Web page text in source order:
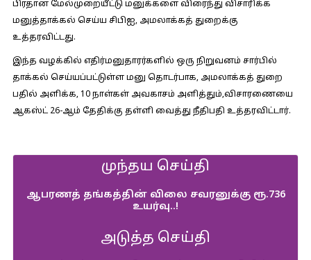
பிரதான மேல்முறையீட்டு மனுக்களை விரைந்து விசாரிக்க
மனுத்தாக்கல் செய்ய சிபிஐ, அமலாக்கத் துறைக்கு
உத்தரவிட்டது.
இந்த வழக்கில் எதிர்மனுதாரர்களில் ஒரு நிறுவனம் சார்பில்
தாக்கல் செய்யப்பட்டுள்ள மனு தொடர்பாக, அமலாக்கத் துறை
பதில் அளிக்க, 10 நாள்கள் அவகாசம் அளித்தும்,விசாரணையை
ஆகஸ்ட் 26-ஆம் தேதிக்கு தள்ளி வைத்து நீதிபதி உத்தரவிட்டார்.
முந்தய செய்தி
ஆபரணத் தங்கத்தின் விலை சவரனுக்கு ரூ.736
உயர்வு..!
அடுத்த செய்தி